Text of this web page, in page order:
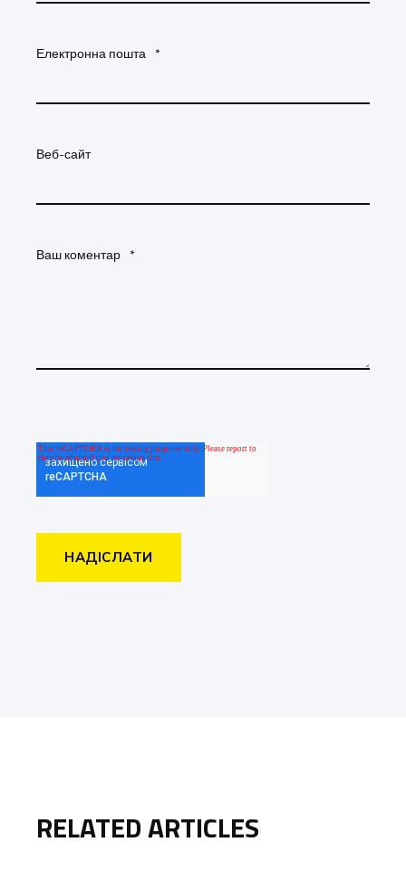
Електронна пошта *
Веб-сайт
Ваш коментар *
RELATED ARTICLES